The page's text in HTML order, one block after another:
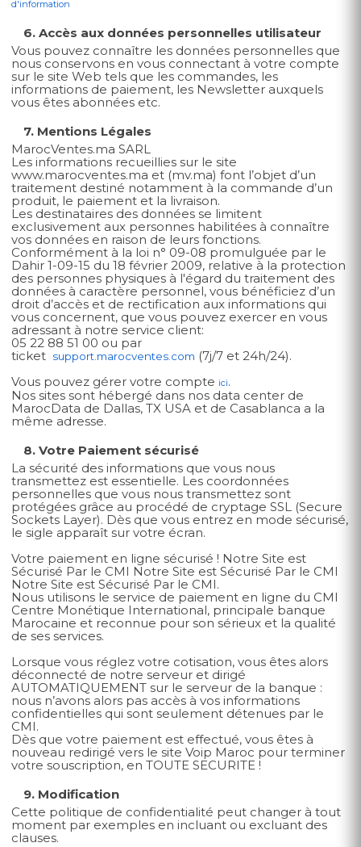
d'information
6. Accès aux données personnelles utilisateur
Vous pouvez connaître les données personnelles que
nous conservons en vous connectant à votre compte
sur le site Web tels que les commandes, les
informations de paiement, les Newsletter auxquels
vous êtes abonnées etc.
7. Mentions Légales
MarocVentes.ma SARL
Les informations recueillies sur le site
www.marocventes.ma et (mv.ma) font l’objet d’un
traitement destiné notamment à la commande d’un
produit, le paiement et la livraison.
Les destinataires des données se limitent
exclusivement aux personnes habilitées à connaître
vos données en raison de leurs fonctions.
Conformément à la loi n° 09-08 promulguée par le
Dahir 1-09-15 du 18 février 2009, relative à la protection
des personnes physiques à l'égard du traitement des
données à caractère personnel, vous bénéficiez d’un
droit d’accès et de rectification aux informations qui
vous concernent, que vous pouvez exercer en vous
adressant à notre service client:
05 22 88 51 00 ou par
ticket support.marocventes.com (7j/7 et 24h/24).
Vous pouvez gérer votre compte ici.
Nos sites sont hébergé dans nos data center de
MarocData de Dallas, TX USA et de Casablanca a la
même adresse.
8. Votre Paiement sécurisé
La sécurité des informations que vous nous
transmettez est essentielle. Les coordonnées
personnelles que vous nous transmettez sont
protégées grâce au procédé de cryptage SSL (Secure
Sockets Layer). Dès que vous entrez en mode sécurisé,
le sigle apparaît sur votre écran.
Votre paiement en ligne sécurisé ! Notre Site est
Sécurisé Par le CMI Notre Site est Sécurisé Par le CMI
Notre Site est Sécurisé Par le CMI.
Nous utilisons le service de paiement en ligne du CMI
Centre Monétique International, principale banque
Marocaine et reconnue pour son sérieux et la qualité
de ses services.
Lorsque vous réglez votre cotisation, vous êtes alors
déconnecté de notre serveur et dirigé
AUTOMATIQUEMENT sur le serveur de la banque :
nous n’avons alors pas accès à vos informations
confidentielles qui sont seulement détenues par le
CMI.
Dès que votre paiement est effectué, vous êtes à
nouveau redirigé vers le site Voip Maroc pour terminer
votre souscription, en TOUTE SECURITE !
9. Modification
Cette politique de confidentialité peut changer à tout
moment par exemples en incluant ou excluant des
clauses.